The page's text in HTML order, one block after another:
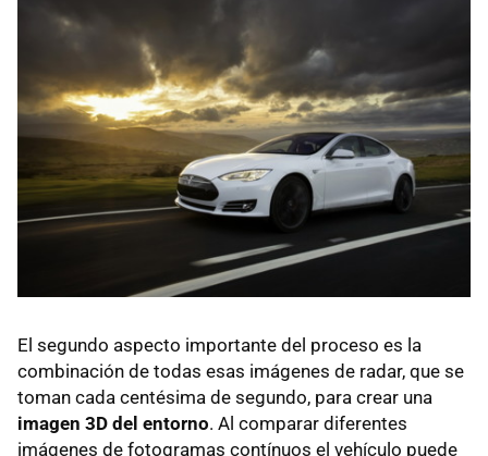
El segundo aspecto importante del proceso es la
combinación de todas esas imágenes de radar, que se
toman cada centésima de segundo, para crear una
imagen 3D del entorno. Al comparar diferentes
imágenes de fotogramas contínuos el vehículo puede